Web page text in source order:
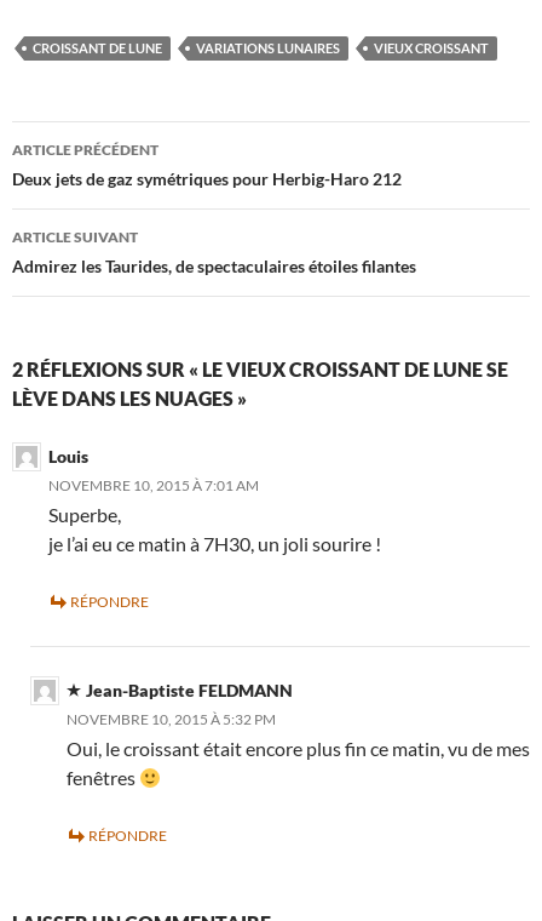
CROISSANT DE LUNE VARIATIONS LUNAIRES VIEUX CROISSANT
Navigation
des
articles
ARTICLE PRÉCÉDENT
Deux jets de gaz symétriques pour Herbig-Haro 212
ARTICLE SUIVANT
Admirez les Taurides, de spectaculaires étoiles filantes
2 RÉFLEXIONS SUR « LE VIEUX CROISSANT DE LUNE SE
LÈVE DANS LES NUAGES »
Louis
NOVEMBRE 10, 2015 À 7:01 AM
Superbe,
je l’ai eu ce matin à 7H30, un joli sourire !
RÉPONDRE
Jean-Baptiste FELDMANN
NOVEMBRE 10, 2015 À 5:32 PM
Oui, le croissant était encore plus fin ce matin, vu de mes
fenêtres
RÉPONDRE